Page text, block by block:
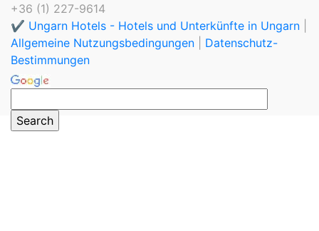
+36 (1) 227-9614
✔️ Ungarn Hotels - Hotels und Unterkünfte in Ungarn
Allgemeine Nutzungsbedingungen
Datenschutz-
Bestimmungen